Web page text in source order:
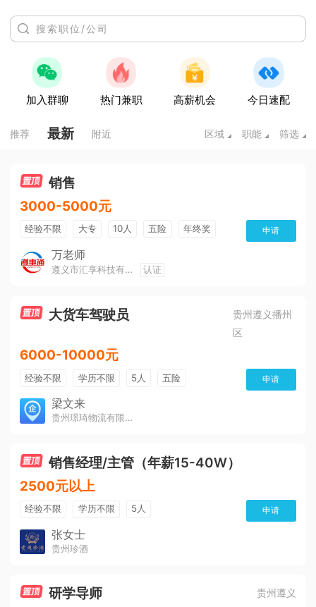
加入群聊 热门兼职 高薪机会 今日速配
推荐 最新 附近 区域 职能 筛选
销售
3000-5000元
经验不限 大专 10人 五险
年终奖
公费旅游
免费培训
美女多
帅哥多 全勤奖 有补助
申请
万老师
遵义市汇享科技有限公司 认证
大货车驾驶员
贵州遵义播州
区
6000-10000元
经验不限 学历不限 5人
五险
免费培训
包住宿
申请
梁文来
贵州璟琦物流有限公司
销售经理/主管（年薪15-40W）
2500元以上
经验不限 学历不限 5人 申请
张女士
贵州珍酒
研学导师 贵州遵义